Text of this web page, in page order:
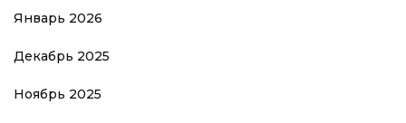
Январь 2026
Декабрь 2025
Ноябрь 2025